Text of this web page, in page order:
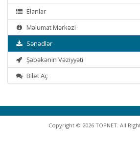
Elanlar
Məlumat Mərkəzi
Sənədlər
Şəbəkənin Vəziyyəti
Bilet Aç
Copyright © 2026 TOPNET. All